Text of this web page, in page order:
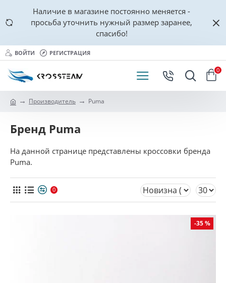
Наличие в магазине постоянно меняется -
просьба уточнить нужный размер заранее,
спасибо!
ВОЙТИ РЕГИСТРАЦИЯ
0
Производитель Puma
Бренд Puma
На данной странице представлены кроссовки бренда
Puma.
0
-35 %